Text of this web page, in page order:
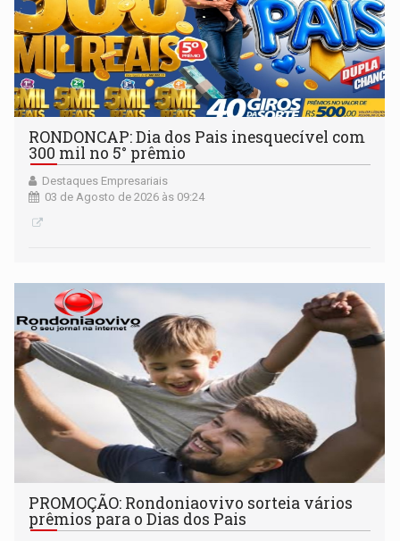
RONDONCAP: Dia dos Pais inesquecível com
300 mil no 5° prêmio
Destaques Empresariais
03 de Agosto de 2026 às 09:24
PROMOÇÃO: Rondoniaovivo sorteia vários
prêmios para o Dias dos Pais